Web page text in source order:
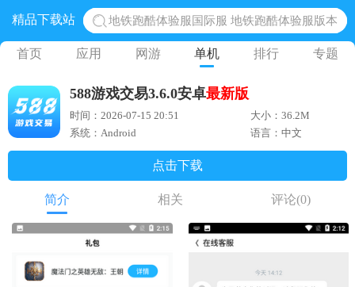
精品下载站
地铁跑酷体验服国际服 地铁跑酷体验服版本
网易光遇手游正版 点亮星空共庆周年
黎明觉醒生机腾讯正版 黎明觉醒生机国际服
蛋仔派对下载 蛋仔派对体验服
奥特曼王者传奇 正版奥特曼游戏
首页 应用 网游 单机 排行 专题
588游戏交易3.6.0安卓最新版
时间：2026-07-15 20:51
大小：36.2M
系统：Android
语言：中文
点击下载
简介 相关 评论(0)